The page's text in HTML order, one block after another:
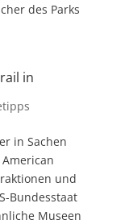
des Parks
in
in Sachen
und
Bundesstaat
Museen